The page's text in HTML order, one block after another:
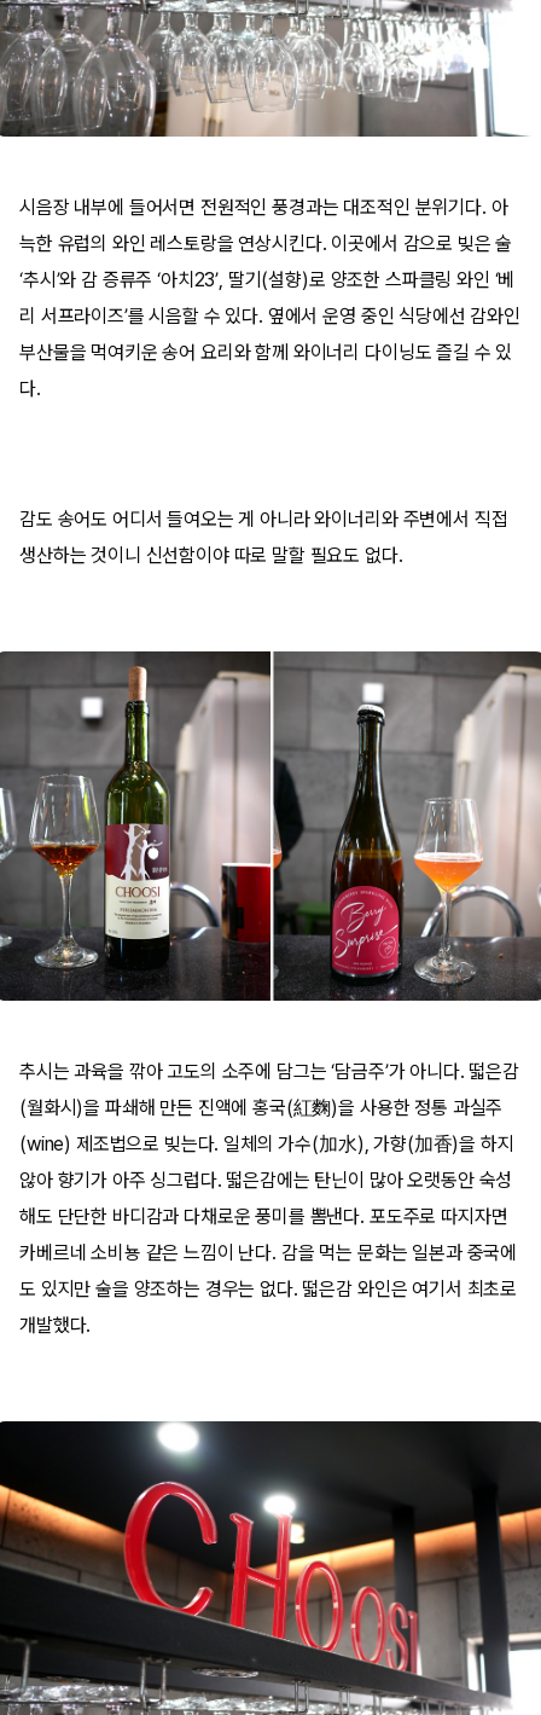
시음장 내부에 들어서면 전원적인 풍경과는 대조적인 분위기다. 아
늑한 유럽의 와인 레스토랑을 연상시킨다. 이곳에서 감으로 빚은 술
‘추시’와 감 증류주 ‘아치23’, 딸기(설향)로 양조한 스파클링 와인 ‘베
리 서프라이즈’를 시음할 수 있다. 옆에서 운영 중인 식당에선 감와인
부산물을 먹여키운 송어 요리와 함께 와이너리 다이닝도 즐길 수 있
다.
감도 송어도 어디서 들여오는 게 아니라 와이너리와 주변에서 직접
생산하는 것이니 신선함이야 따로 말할 필요도 없다.
추시는 과육을 깎아 고도의 소주에 담그는 ‘담금주’가 아니다. 떫은감
(월화시)을 파쇄해 만든 진액에 홍국(紅麴)을 사용한 정통 과실주
(wine) 제조법으로 빚는다. 일체의 가수(加水), 가향(加香)을 하지
않아 향기가 아주 싱그럽다. 떫은감에는 탄닌이 많아 오랫동안 숙성
해도 단단한 바디감과 다채로운 풍미를 뽐낸다. 포도주로 따지자면
카베르네 소비뇽 같은 느낌이 난다. 감을 먹는 문화는 일본과 중국에
도 있지만 술을 양조하는 경우는 없다. 떫은감 와인은 여기서 최초로
개발했다.